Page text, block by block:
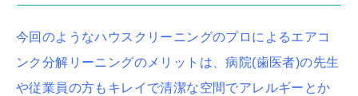
今回のようなハウスクリーニングのプロによるエアコ
ンク分解リーニングのメリットは、病院(歯医者)の先生
や従業員の方もキレイで清潔な空間でアレルギーとか